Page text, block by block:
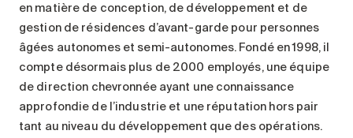
en matière de conception, de développement et de
gestion de résidences d’avant-garde pour personnes
âgées autonomes et semi-autonomes. Fondé en 1998, il
compte désormais plus de 2000 employés, une équipe
de direction chevronnée ayant une connaissance
approfondie de l’industrie et une réputation hors pair
tant au niveau du développement que des opérations.